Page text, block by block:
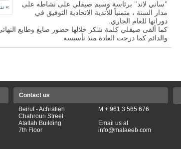
»
"ساني لاند" برئاسة وسيم صيقلي على نشاطه على
مدار السنة ، متمنياً للأندية الاتحادية التوفيق في
دوراتها للعام الجاري.
كما ألقى صيقلي كلمة شكر خلالها حضور صايغ وطايع
والدائم كما درجت العادة منذ تأسيسه.
Contact us
Beirut - Achrafieh
Chahrouri Street
Atallah Building
7th Floor
M + 961 3 565 676
Email us at
info@malaeeb.com